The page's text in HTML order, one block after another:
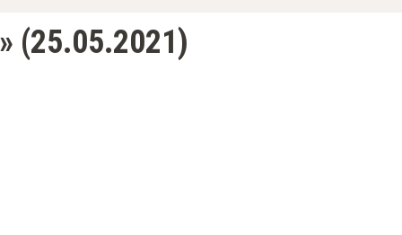
(25.05.2021)